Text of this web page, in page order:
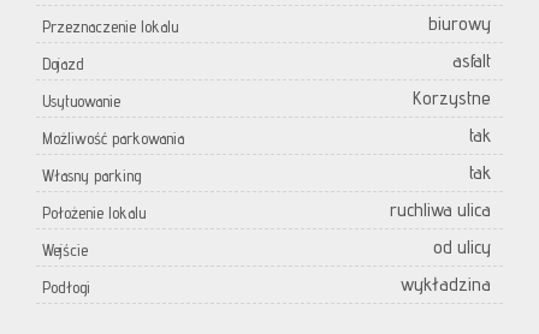
Przeznaczenie lokalu biurowy
Dojazd asfalt
Usytuowanie Korzystne
Możliwość parkowania tak
Własny parking tak
Położenie lokalu ruchliwa ulica
Wejście od ulicy
Podłogi wykładzina